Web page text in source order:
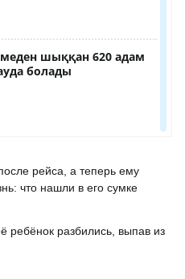
рейса, а теперь ему
что нашли в его сумке
ребёнок разбились, выпав из